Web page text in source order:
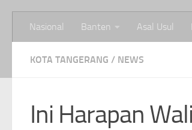
Nasional Banten Asal Usul
KOTA TANGERANG / NEWS
Ini Harapan